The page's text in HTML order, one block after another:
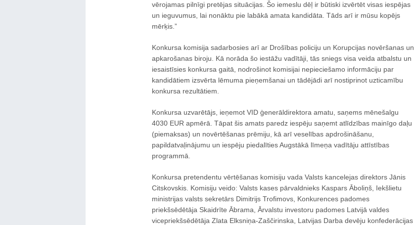
vērojamas pilnīgi pretējas situācijas. Šo iemeslu dēļ ir būtiski izvērtēt visas iespējas
un ieguvumus, lai nonāktu pie labākā amata kandidāta. Tāds arī ir mūsu kopējs
mērķis.”
Konkursa komisija sadarbosies arī ar Drošības policiju un Korupcijas novēršanas un
apkarošanas biroju. Kā norāda šo iestāžu vadītāji, tās sniegs visa veida atbalstu un
iesaistīsies konkursa gaitā, nodrošinot komisijai nepieciešamo informāciju par
kandidātiem izsvērta lēmuma pieņemšanai un tādējādi arī nostiprinot uzticamību
konkursa rezultātiem.
Konkursa uzvarētājs, ieņemot VID ģenerāldirektora amatu, saņems mēnešalgu
4030 EUR apmērā. Tāpat šis amats paredz iespēju saņemt atlīdzības mainīgo daļu
(piemaksas) un novērtēšanas prēmiju, kā arī veselības apdrošināšanu,
papildatvaļinājumu un iespēju piedalīties Augstākā līmeņa vadītāju attīstības
programmā.
Konkursa pretendentu vērtēšanas komisiju vada Valsts kancelejas direktors Jānis
Citskovskis. Komisiju veido: Valsts kases pārvaldnieks Kaspars Āboliņš, Iekšlietu
ministrijas valsts sekretārs Dimitrijs Trofimovs, Konkurences padomes
priekšsēdētāja Skaidrīte Ābrama, Ārvalstu investoru padomes Latvijā valdes
vicepriekšsēdētāja Zlata Elksniņa-Zaščirinska, Latvijas Darba devēju konfederācijas